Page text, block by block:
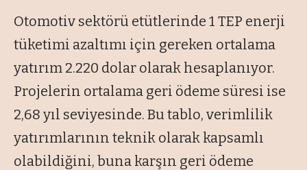
Otomotiv sektörü etütlerinde 1 TEP enerji
tüketimi azaltımı için gereken ortalama
yatırım 2.220 dolar olarak hesaplanıyor.
Projelerin ortalama geri ödeme süresi ise
2,68 yıl seviyesinde. Bu tablo, verimlilik
yatırımlarının teknik olarak kapsamlı
olabildiğini, buna karşın geri ödeme